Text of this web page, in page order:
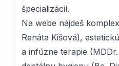
špecializácií.
Na webe nájdeš
Renáta Kišová),
a infúzne terapie